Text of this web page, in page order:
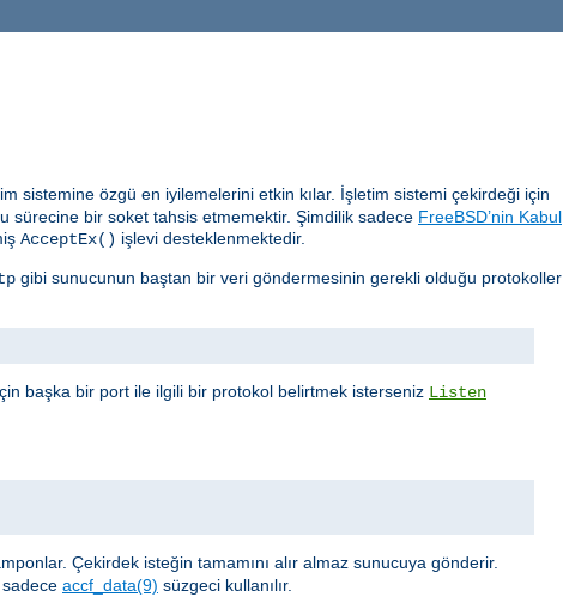
sistemine özgü en iyilemelerini etkin kılar. İşletim sistemi çekirdeği için
sürecine bir soket tahsis etmemektir. Şimdilik sadece FreeBSD’nin Kabul
AcceptEx() işlevi desteklenmektedir.
gibi sunucunun baştan bir veri göndermesinin gerekli olduğu protokoller
başka bir port ile ilgili bir protokol belirtmek isterseniz Listen
Çekirdek isteğin tamamını alır almaz sunucuya gönderir.
sadece accf_data(9) süzgeci kullanılır.